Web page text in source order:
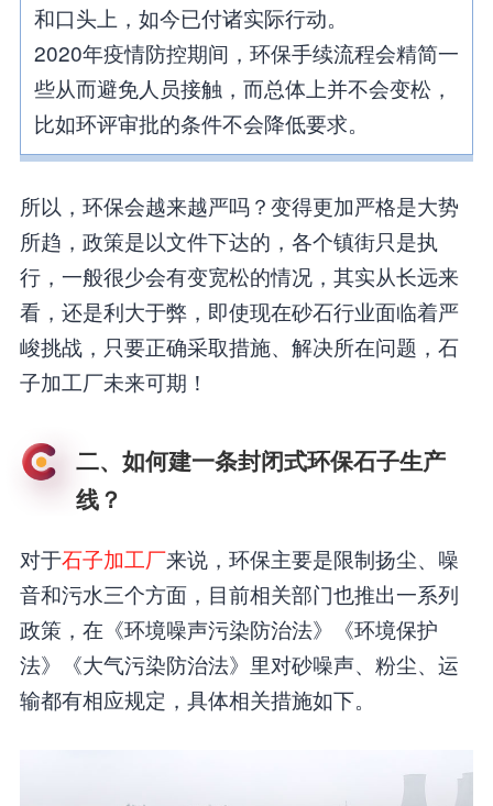
和口头上，如今已付诸实际行动。
2020年疫情防控期间，环保手续流程会精简一
些从而避免人员接触，而总体上并不会变松，
比如环评审批的条件不会降低要求。
所以，环保会越来越严吗？变得更加严格是大势
所趋，政策是以文件下达的，各个镇街只是执
行，一般很少会有变宽松的情况，其实从长远来
看，还是利大于弊，即使现在砂石行业面临着严
峻挑战，只要正确采取措施、解决所在问题，石
子加工厂未来可期！
二、如何建一条封闭式环保石子生产
线？
对于石子加工厂来说，环保主要是限制扬尘、噪
音和污水三个方面，目前相关部门也推出一系列
政策，在《环境噪声污染防治法》《环境保护
法》《大气污染防治法》里对砂噪声、粉尘、运
输都有相应规定，具体相关措施如下。